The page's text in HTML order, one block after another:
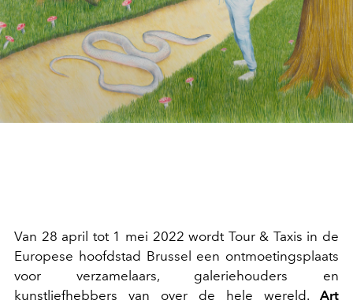
Van 28 april tot 1 mei 2022 wordt Tour & Taxis in de
Europese hoofdstad Brussel een ontmoetingsplaats
voor verzamelaars, galeriehouders en
kunstliefhebbers van over de hele wereld. Art